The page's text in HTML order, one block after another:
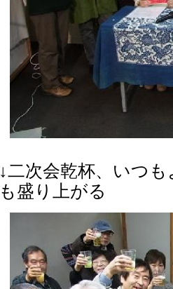
↓二次会乾杯、いつ
も盛り上がる